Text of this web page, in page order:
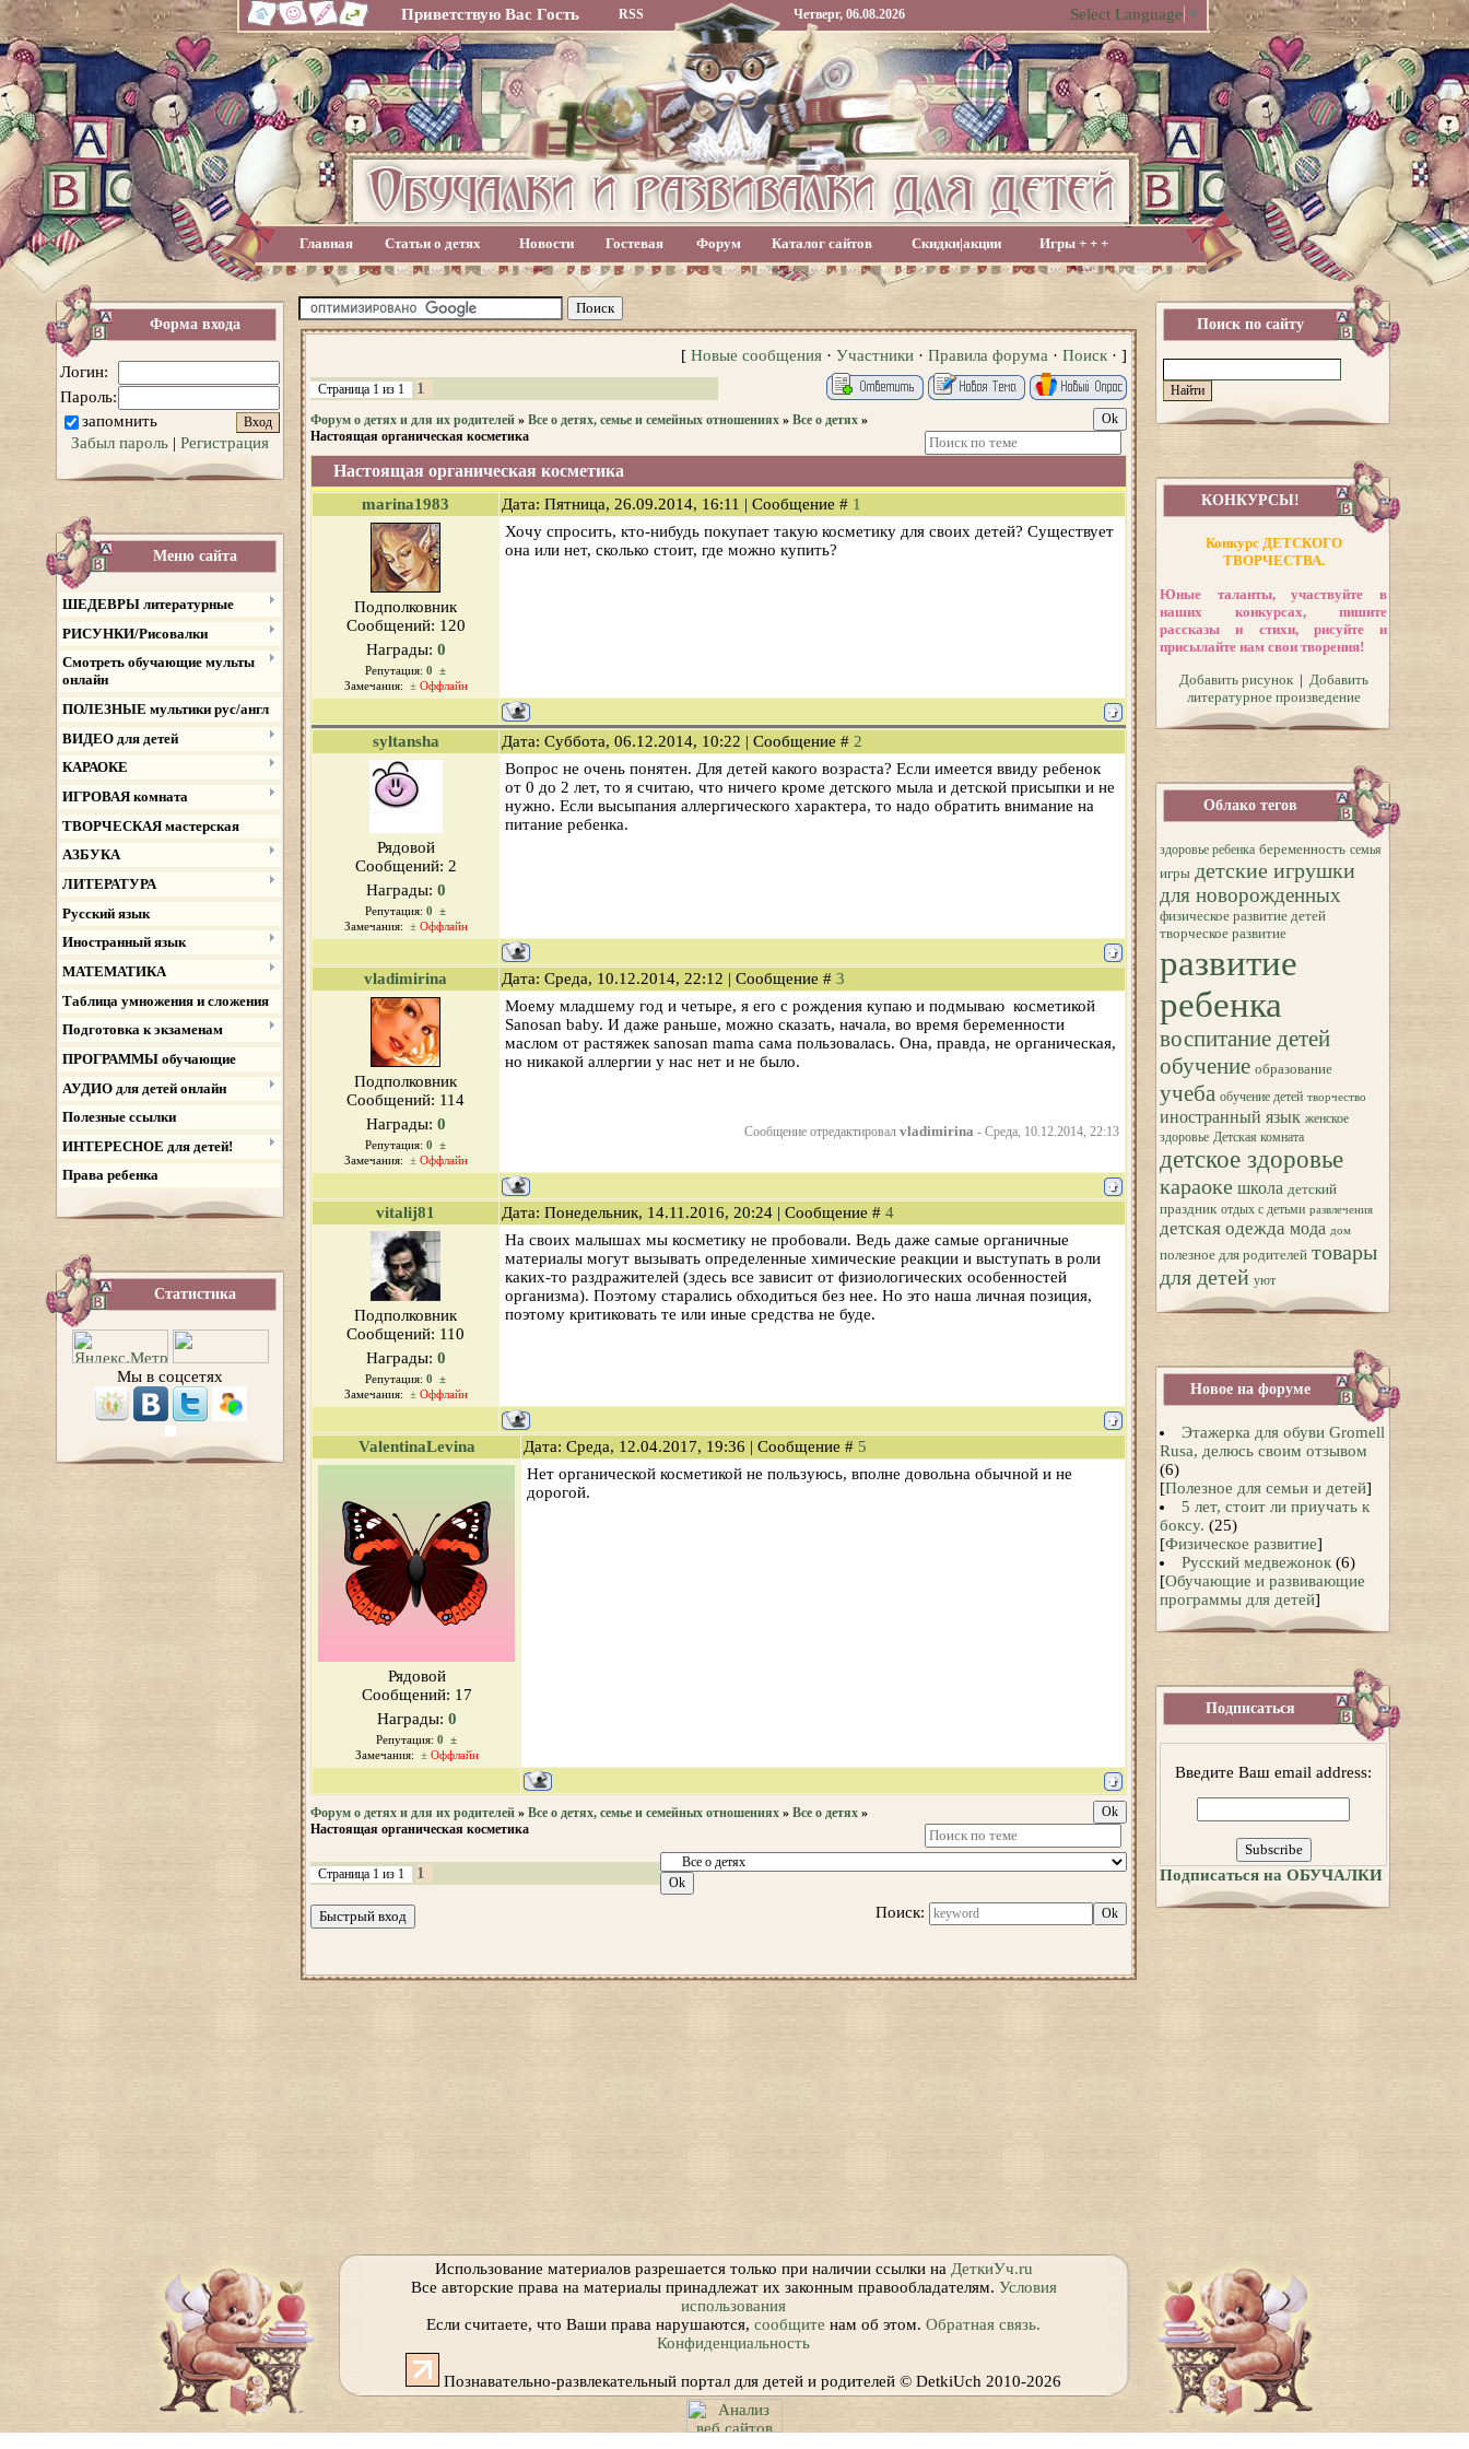
Приветствую Вас Гость RSS Четверг, 06.08.2026 Select Language ▼
Главная Статьи о детях Новости Гостевая Форум Каталог сайтов Скидки|акции Игры + + +
Форма входа
Логин:
Пароль:
запомнить
Забыл пароль | Регистрация
Меню сайта
ШЕДЕВРЫ литературные
РИСУНКИ/Рисовалки
Смотреть обучающие мульты
онлайн
ПОЛЕЗНЫЕ мультики рус/англ
ВИДЕО для детей
КАРАОКЕ
ИГРОВАЯ комната
ТВОРЧЕСКАЯ мастерская
АЗБУКА
ЛИТЕРАТУРА
Русский язык
Иностранный язык
МАТЕМАТИКА
Таблица умножения и сложения
Подготовка к экзаменам
ПРОГРАММЫ обучающие
АУДИО для детей онлайн
Полезные ссылки
ИНТЕРЕСНОЕ для детей!
Права ребенка
Статистика
Мы в соцсетях
[ Новые сообщения · Участники · Правила форума · Поиск · ]
Страница 1 из 1 1
Форум о детях и для их родителей » Все о детях, семье и семейных отношениях » Все о детях »
Настоящая органическая косметика
Настоящая органическая косметика
marina1983 Дата: Пятница, 26.09.2014, 16:11 | Сообщение # 1
Подполковник
Сообщений: 120
Награды: 0
Репутация: 0
±
Замечания:
± Оффлайн
Хочу спросить, кто-нибудь покупает такую косметику для своих детей? Существует
она или нет, сколько стоит, где можно купить?
syltansha Дата: Суббота, 06.12.2014, 10:22 | Сообщение # 2
Рядовой
Сообщений: 2
Награды: 0
Репутация: 0
±
Замечания:
± Оффлайн
Вопрос не очень понятен. Для детей какого возраста? Если имеется ввиду ребенок
от 0 до 2 лет, то я считаю, что ничего кроме детского мыла и детской присыпки и не
нужно. Если высыпания аллергического характера, то надо обратить внимание на
питание ребенка.
vladimirina Дата: Среда, 10.12.2014, 22:12 | Сообщение # 3
Подполковник
Сообщений: 114
Награды: 0
Репутация: 0
±
Замечания:
± Оффлайн
Моему младшему год и четыре, я его c рождения купаю и подмываю косметикой
Sanosan baby. И даже раньше, можно сказать, начала, во время беременности
маслом от растяжек sanosan mama сама пользовалась. Она, правда, не органическая,
но никакой аллергии у нас нет и не было.
Сообщение отредактировал vladimirina - Среда, 10.12.2014, 22:13
vitalij81 Дата: Понедельник, 14.11.2016, 20:24 | Сообщение # 4
Подполковник
Сообщений: 110
Награды: 0
Репутация: 0
±
Замечания:
± Оффлайн
На своих малышах мы косметику не пробовали. Ведь даже самые органичные
материалы могут вызывать определенные химические реакции и выступать в роли
каких-то раздражителей (здесь все зависит от физиологических особенностей
организма). Поэтому старались обходиться без нее. Но это наша личная позиция,
поэтому критиковать те или иные средства не буде.
ValentinaLevina Дата: Среда, 12.04.2017, 19:36 | Сообщение # 5
Рядовой
Сообщений: 17
Награды: 0
Репутация: 0
±
Замечания:
± Оффлайн
Нет органической косметикой не пользуюсь, вполне довольна обычной и не
дорогой.
Форум о детях и для их родителей » Все о детях, семье и семейных отношениях » Все о детях »
Настоящая органическая косметика
Страница 1 из 1 1
Поиск:
Поиск по сайту
КОНКУРСЫ!
Конкурс ДЕТСКОГО
ТВОРЧЕСТВА.
Юные таланты, участвуйте в
наших конкурсах, пишите
рассказы и стихи, рисуйте и
присылайте нам свои творения!
Добавить рисунок| Добавить
литературное произведение
Облако тегов
здоровье ребенка беременность семья
игры детские игрушки
для новорожденных
физическое развитие детей
творческое развитие
развитие
ребенка
воспитание детей
обучение образование
учеба обучение детей творчество
иностранный язык женское
здоровье Детская комната
детское здоровье
караоке школа детский
праздник отдых с детьми развлечения
детская одежда мода дом
полезное для родителей товары
для детей уют
Новое на форуме
Этажерка для обуви Gromell
Rusa, делюсь своим отзывом
(6)
[Полезное для семьи и детей]
5 лет, стоит ли приучать к
боксу. (25)
[Физическое развитие]
Русский медвежонок (6)
[Обучающие и развивающие
программы для детей]
Подписаться
Введите Ваш email address:
Подписаться на ОБУЧАЛКИ
Использование материалов разрешается только при наличии ссылки на ДеткиУч.ru
Все авторские права на материалы принадлежат их законным правообладателям. Условия
использования
Если считаете, что Ваши права нарушаются, сообщите нам об этом. Обратная связь.
Конфиденциальность
Познавательно-развлекательный портал для детей и родителей © DetkiUch 2010-2026